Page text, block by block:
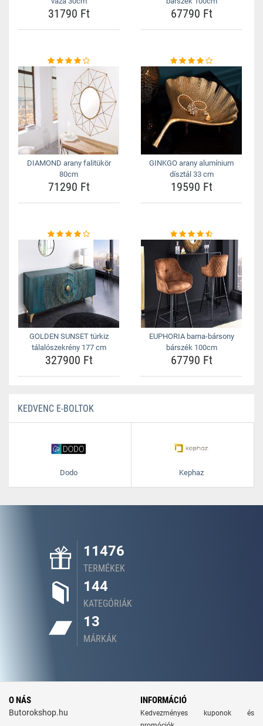
31790 Ft 67790 Ft
DIAMOND arany falitükör
80cm
71290 Ft
GINKGO arany alumínium
dísztál 33 cm
19590 Ft
GOLDEN SUNSET türkiz
tálalószekrény 177 cm
327900 Ft
EUPHORIA barna-bársony
bárszék 100cm
67790 Ft
KEDVENC E-BOLTOK
Dodo Kephaz
11476
TERMÉKEK
144
KATEGÓRIÁK
13
MÁRKÁK
O NÁS
Butorokshop.hu
INFORMÁCIÓ
Kedvezményes kuponok és